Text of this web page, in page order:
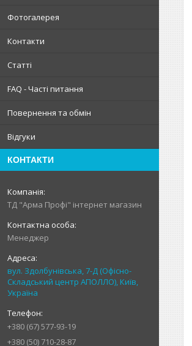
Фотогалерея
Контакти
Статті
FAQ - Часті питання
Повернення та обмін
Відгуки
КОНТАКТИ
ТД "Арма Профі" інтернет магазин
Менеджер
вул. Здолбунівська, 7-Д (Офісно-
Складський центр АПОЛЛО), Київ,
Україна
+380 (67) 577-93-19
+380 (50) 710-28-87